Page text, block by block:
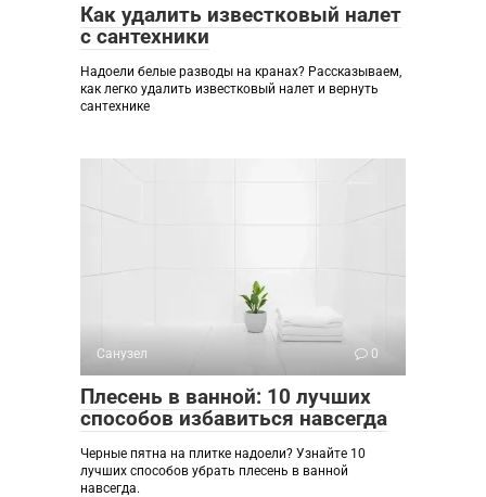
Как удалить известковый налет
с сантехники
Надоели белые разводы на кранах? Рассказываем,
как легко удалить известковый налет и вернуть
сантехнике
Санузел 0
Плесень в ванной: 10 лучших
способов избавиться навсегда
Черные пятна на плитке надоели? Узнайте 10
лучших способов убрать плесень в ванной
навсегда.